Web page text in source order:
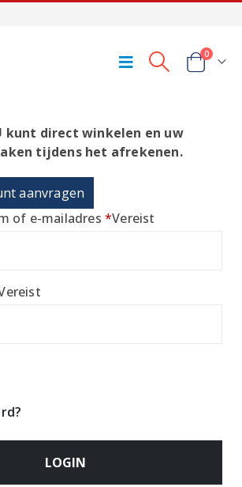
0
kunt direct winkelen en uw
tijdens het afrekenen.
aanvragen
of e-mailadres *Vereist
LOGIN